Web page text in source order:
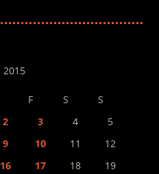
2015
F S
S
2 3 4
5
9 10 11
12
16 17 18
19